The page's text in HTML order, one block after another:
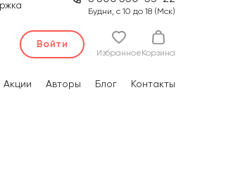
Будни, с 10 до 18 (Мск)
Войти
Избранное Корзина
Акции Авторы Блог Контакты